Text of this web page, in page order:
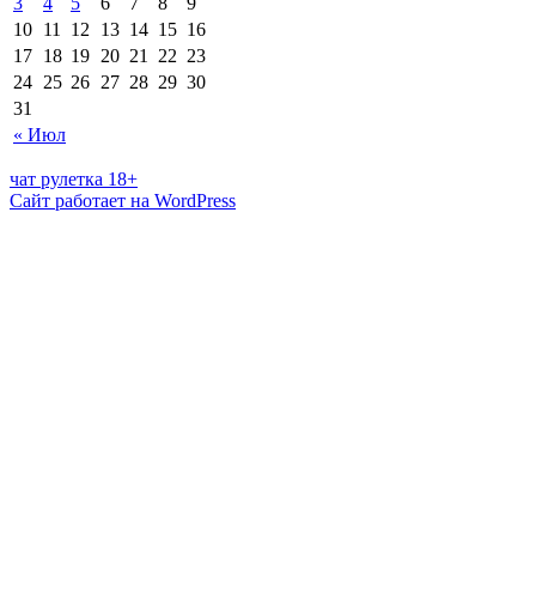
« Июл
10 11 12 13 14 15 16
17 18 19 20 21 22 23
24 25 26 27 28 29 30
31
чат рулетка 18+
Сайт работает на WordPress